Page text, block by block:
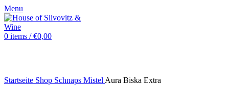
Menu
0 items / €0,00
Startseite Shop Schnaps Mistel Aura Biska Extra